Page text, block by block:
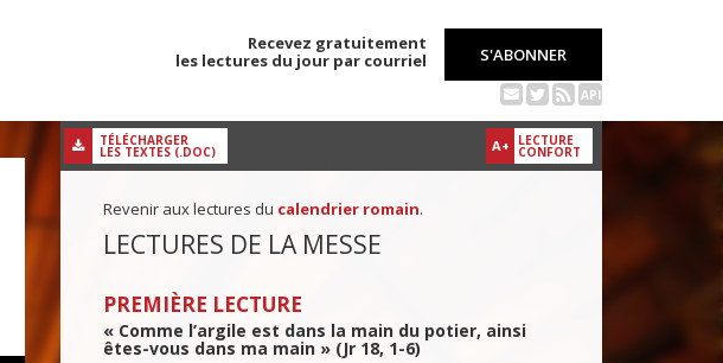
Recevez gratuitement
les lectures du jour par courriel
S'ABONNER
API
A+ LECTURE
CONFORT
TÉLÉCHARGER
LES TEXTES (.DOC)
Revenir aux lectures du calendrier romain.
LECTURES DE LA MESSE
PREMIÈRE LECTURE
« Comme l’argile est dans la main du potier, ainsi
êtes-vous dans ma main » (Jr 18, 1-6)